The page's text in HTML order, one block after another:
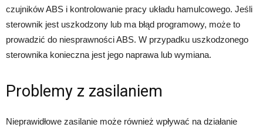
czujników ABS i kontrolowanie pracy układu hamulcowego. Jeśli
sterownik jest uszkodzony lub ma błąd programowy, może to
prowadzić do niesprawności ABS. W przypadku uszkodzonego
sterownika konieczna jest jego naprawa lub wymiana.
Problemy z zasilaniem
Nieprawidłowe zasilanie może również wpływać na działanie